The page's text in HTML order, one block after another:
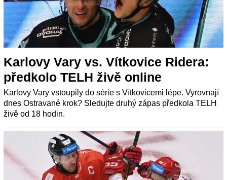
Karlovy Vary vs. Vítkovice Ridera:
předkolo TELH živě online
Karlovy Vary vstoupily do série s Vítkovicemi lépe. Vyrovnají
dnes Ostravané krok? Sledujte druhý zápas předkola TELH
živě od 18 hodin.